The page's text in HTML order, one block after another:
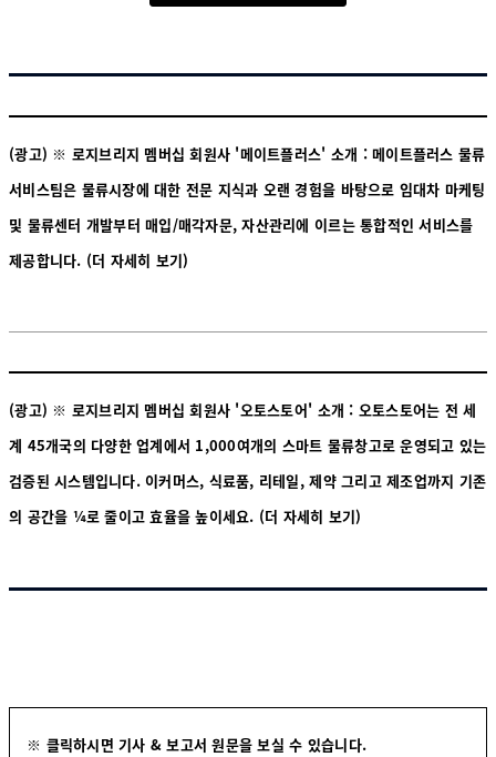
(광고) ※ 로지브리지 멤버십 회원사 '메이트플러스' 소개 : 메이트플러스 물류
서비스팀은 물류시장에 대한 전문 지식과 오랜 경험을 바탕으로 임대차 마케팅
및 물류센터 개발부터 매입/매각자문, 자산관리에 이르는 통합적인 서비스를
제공합니다. (더 자세히 보기)
(광고) ※ 로지브리지 멤버십 회원사 '오토스토어' 소개 : 오토스토어는 전 세
계 45개국의 다양한 업계에서 1,000여개의 스마트 물류창고로 운영되고 있는
검증된 시스템입니다. 이커머스, 식료품, 리테일, 제약 그리고 제조업까지 기존
의 공간을 ¼로 줄이고 효율을 높이세요. (더 자세히 보기)
※ 클릭하시면 기사 & 보고서 원문을 보실 수 있습니다.